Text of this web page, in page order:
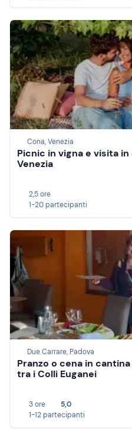
Cona, Venezia
Picnic in vigna e visita
Venezia
2,5 ore
1-20 partecipanti
Due Carrare, Padova
Pranzo o cena in
tra i Colli Euganei
3 ore
5,0
1-12 partecipanti